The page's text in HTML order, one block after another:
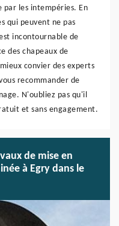
par les intempéries. En
qui peuvent ne pas
incontournable de
des chapeaux de
convier des experts
recommander de
N'oubliez pas qu'il
et sans engagement.
de mise en
à Egry dans le